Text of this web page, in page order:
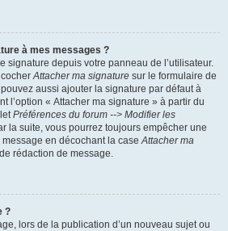
à mes messages ?
signature depuis votre panneau de l’utilisateur.
cocherAttacher ma signature sur le formulaire de
aussi ajouter la signature par défaut à
l’option « Attacher ma signature » à partir du
Préférences du forum --> Modifier les
la suite, vous pourrez toujours empêcher une
message en décochant la caseAttacher ma
rédaction de message.
?
lors de la publication d’un nouveau sujet ou